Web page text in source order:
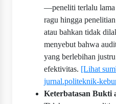
—peneliti terlalu lama
ragu hingga
atau bahkan tidak
menyebut bahwa
yang berlebihan
efektivitas. [Lihat
jurnal.politeknik-
Keterbatasan Bukti